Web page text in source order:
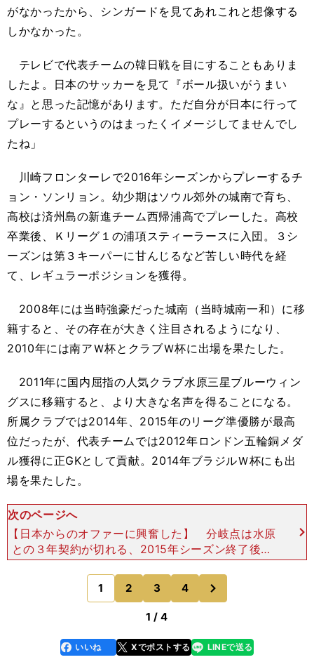
がなかったから、シンガードを見てあれこれと想像する
しかなかった。
テレビで代表チームの韓日戦を目にすることもありま
したよ。日本のサッカーを見て『ボール扱いがうまい
な』と思った記憶があります。ただ自分が日本に行って
プレーするというのはまったくイメージしてませんでし
たね」
川崎フロンターレで2016年シーズンからプレーするチ
ョン・ソンリョン。幼少期はソウル郊外の城南で育ち、
高校は済州島の新進チーム西帰浦高でプレーした。高校
卒業後、Ｋリーグ１の浦項スティーラースに入団。３シ
ーズンは第３キーパーに甘んじるなど苦しい時代を経
て、レギュラーポジションを獲得。
2008年には当時強豪だった城南（当時城南一和）に移
籍すると、その存在が大きく注目されるようになり、
2010年には南アＷ杯とクラブＷ杯に出場を果たした。
2011年に国内屈指の人気クラブ水原三星ブルーウィン
グスに移籍すると、より大きな名声を得ることになる。
所属クラブでは2014年、2015年のリーグ準優勝が最高
位だったが、代表チームでは2012年ロンドン五輪銅メダ
ル獲得に正GKとして貢献。2014年ブラジルＷ杯にも出
場を果たした。
次のページへ
【日本からのオファーに興奮した】 分岐点は水原
との３年契約が切れる、2015年シーズン終了後の
ことだった。31歳となる翌シーズンはどの道を選
ぶのか、心が揺れた。「周囲のJリーグでのプレー
経験のある
1 2 3 4
のページへ
1 / 4
faceboo
k
いいね Xでポストする
line LINEで送る